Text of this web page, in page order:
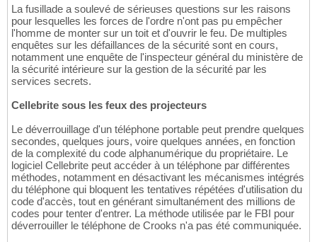
La fusillade a soulevé de sérieuses questions sur les raisons
pour lesquelles les forces de l'ordre n'ont pas pu empêcher
l'homme de monter sur un toit et d'ouvrir le feu. De multiples
enquêtes sur les défaillances de la sécurité sont en cours,
notamment une enquête de l'inspecteur général du ministère de
la sécurité intérieure sur la gestion de la sécurité par les
services secrets.
Cellebrite sous les feux des projecteurs
Le déverrouillage d'un téléphone portable peut prendre quelques
secondes, quelques jours, voire quelques années, en fonction
de la complexité du code alphanumérique du propriétaire. Le
logiciel Cellebrite peut accéder à un téléphone par différentes
méthodes, notamment en désactivant les mécanismes intégrés
du téléphone qui bloquent les tentatives répétées d'utilisation du
code d'accès, tout en générant simultanément des millions de
codes pour tenter d'entrer. La méthode utilisée par le FBI pour
déverrouiller le téléphone de Crooks n'a pas été communiquée.